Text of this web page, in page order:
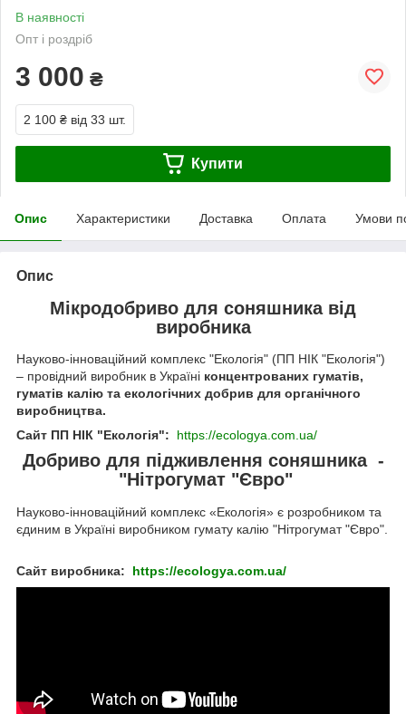
В наявності
Опт і роздріб
3 000 ₴
2 100 ₴ від 33 шт.
Купити
Опис Характеристики Доставка Оплата Умови
Опис
Мікродобриво для соняшника від
виробника
Науково-інноваційний комплекс "Екологія" (ПП НІК "Екологія")
– провідний виробник в Україні концентрованих гуматів,
гуматів калію та екологічних добрив для органічного
виробництва.
Сайт ПП НІК "Екологія": https://ecologya.com.ua/
Добриво для підживлення соняшника -
"Нітрогумат "Євро"
Науково-інноваційний комплекс «Екологія» є розробником та
єдиним в Україні виробником гумату калію "Нітрогумат "Євро".
Сайт виробника: https://ecologya.com.ua/